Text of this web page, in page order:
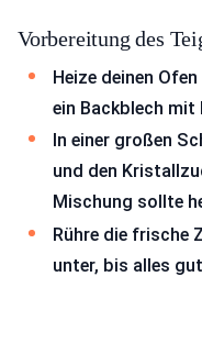
Vorbereitung des
Heize deinen
ein Backblech mit
In einer großen
und den
Mischung sollte
Rühre die frische
unter, bis alles